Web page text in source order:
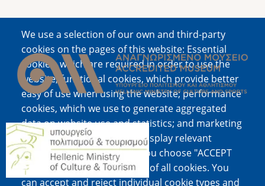
We use a selection of our own and third-party
cookies on the pages of this website: Essential
cookies, which are required in order to use the
website; functional cookies, which provide better
easy of use when using the website; performance
cookies, which we use to generate aggregated
data on website use and statistics; and marketing
cookies, which are used to display relevant
content and advertising. If you choose "ACCEPT
ALL", you consent to the use of all cookies. You
can accept and reject individual cookie types and
Image
Image